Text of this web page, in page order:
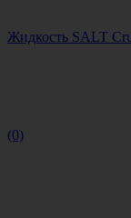
Жидкость SALT
(0)